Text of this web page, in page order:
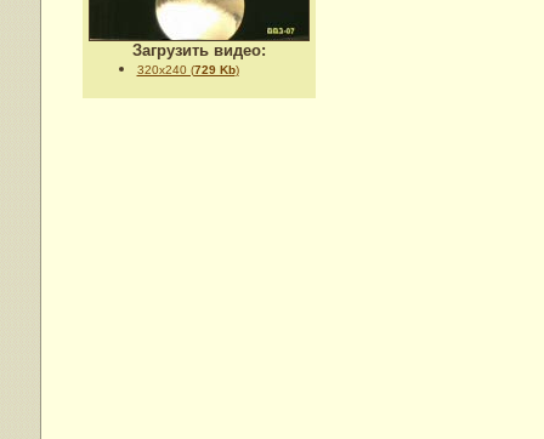
Загрузить видео:
320x240 (729 Kb)